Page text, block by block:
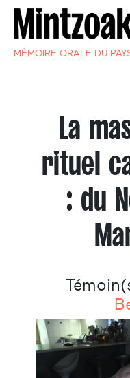
MÉMOIRE ORALE DU
La
rituel
: du